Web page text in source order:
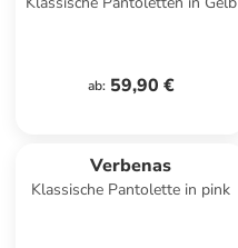
ab: 59,90 €
Verbenas
Klassische Pantolette in pink